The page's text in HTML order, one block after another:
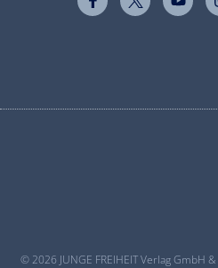
© 2026 JUNGE FREIHEIT Verlag GmbH